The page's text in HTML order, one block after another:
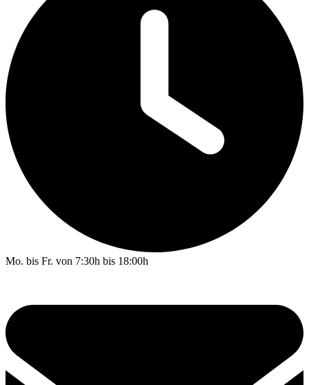
Mo. bis Fr. von 7:30h bis 18:00h